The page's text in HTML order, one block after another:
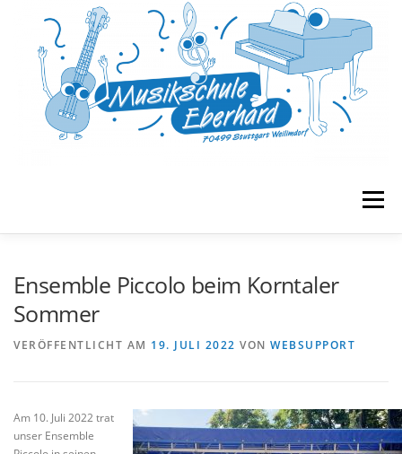
springen
Menü
Ensemble Piccolo beim Korntaler
Sommer
VERÖFFENTLICHT AM 19. JULI 2022 VON WEBSUPPORT
Am 10. Juli 2022 trat
unser Ensemble